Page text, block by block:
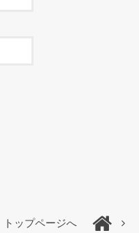
トップページへ